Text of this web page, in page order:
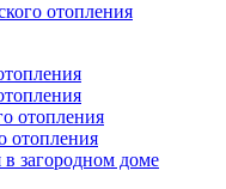
отопления
отопления
отопления
загородном доме